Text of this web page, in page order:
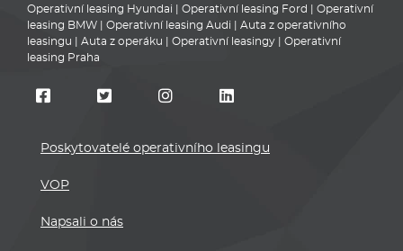
Operativní leasing Hyundai
Operativní leasing Ford
Operativní
leasing BMW
Operativní leasing Audi
Auta z operativního
leasingu
Auta z operáku Operativní leasingy
Operativní
leasing Praha
Poskytovatelé operativního leasingu
VOP
Napsali o nás